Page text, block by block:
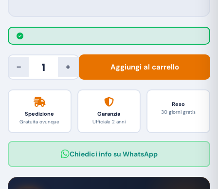
− + Aggiungi al carrello
Spedizione
Gratuita ovunque
Garanzia
Ufficiale 2 anni
Reso
30 giorni gratis
Chiedici info su WhatsApp